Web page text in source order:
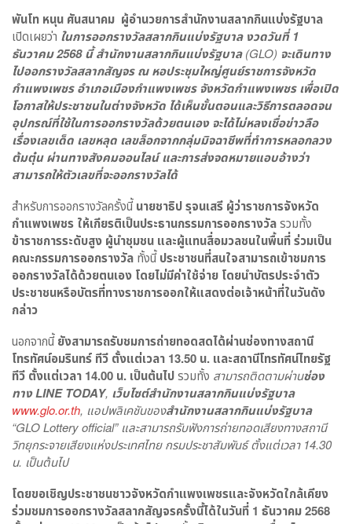
พันโท หนุน ศันสนาคม ผู้อำนวยการสำนักงานสลากกินแบ่งรัฐบาล
เปิดเผยว่า ในการออกรางวัลสลากกินแบ่งรัฐบาล งวดวันที่1
ธันวาคม 2568 นี้ สำนักงานสลากกินแบ่งรัฐบาล(GLO) จะเดินทาง
ไปออกรางวัลสลากสัญจร ณ หอประชุมใหญ่ศูนย์ราชการจังหวัด
กำแพงเพชร อำเภอเมืองกำแพงเพชร จังหวัดกำแพงเพชร เพื่อเปิด
โอกาสให้ประชาชนในต่างจังหวัด ได้เห็นขั้นตอนและวิธีการตลอดจน
อุปกรณ์ที่ใช้ในการออกรางวัลด้วยตนเอง จะได้ไม่หลงเชื่อข่าวลือ
เรื่องเลขเด็ด เลขหลุด เลขล็อกจากกลุ่มมิจฉาชีพที่ทำการหลอกลวง
ต้มตุ๋น ผ่านทางสังคมออนไลน์ และการส่งจดหมายแอบอ้างว่า
สามารถให้ตัวเลขที่จะออกรางวัลได้
สำหรับการออกรางวัลครั้งนี้นายชาธิป รุจนเสรี ผู้ว่าราชการจังหวัด
กำแพงเพชร ให้เกียรติเป็นประธานกรรมการออกรางวัลรวมทั้ง
ข้าราชการระดับสูง ผู้นำชุมชน และผู้แทนสื่อมวลชนในพื้นที่ ร่วมเป็น
คณะกรรมการออกรางวัล ทั้งนี้ประชาชนที่สนใจสามารถเข้าชมการ
ออกรางวัลได้ด้วยตนเอง โดยไม่มีค่าใช้จ่าย โดยนำบัตรประจำตัว
ประชาชนหรือบัตรที่ทางราชการออกให้แสดงต่อเจ้าหน้าที่ในวันดัง
กล่าว
นอกจากนี้ยังสามารถรับชมการถ่ายทอดสดได้ผ่านช่องทางสถานี
โทรทัศน์อมรินทร์ ทีวี ตั้งแต่เวลา 13.50 น. และสถานีโทรทัศน์ไทยรัฐ
ทีวี ตั้งแต่เวลา 14.00 น. เป็นต้นไปรวมทั้ง สามารถติดตามผ่านช่อง
ทางLINE TODAY, เว็บไซต์สำนักงานสลากกินแบ่งรัฐบาล
www.glo.or.th, แอปพลิเคชันของสำนักงานสลากกินแบ่งรัฐบาล
“GLO Lottery official” และสามารถรับฟังการถ่ายทอดเสียงทางสถานี
วิทยุกระจายเสียงแห่งประเทศไทย กรมประชาสัมพันธ์ ตั้งแต่เวลา 14.30
น. เป็นต้นไป
โดยขอเชิญประชาชนชาวจังหวัดกำแพงเพชรและจังหวัดใกล้เคียง
ร่วมชมการออกรางวัลสลากสัญจรครั้งนี้ได้ในวันที่ 1 ธันวาคม 2568